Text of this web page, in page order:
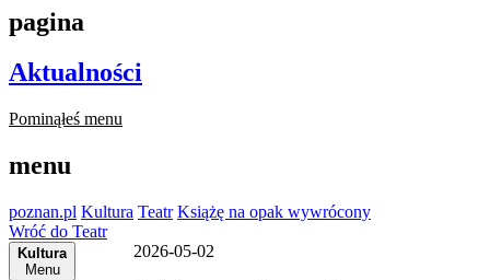
pagina
Aktualności
Pominąłeś menu
menu
poznan.pl Kultura Teatr Książę na opak wywrócony
Wróć do Teatr
Kultura
Menu
2026-05-02